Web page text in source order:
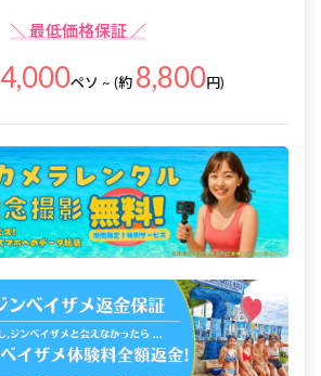
＼ 最低価格保証 ／
4,000ペソ ~ (約 8,800円)